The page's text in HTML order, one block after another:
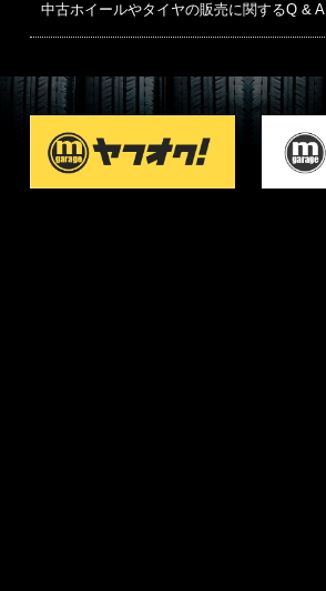
中古ホイールやタイヤの販売に関するQ & A